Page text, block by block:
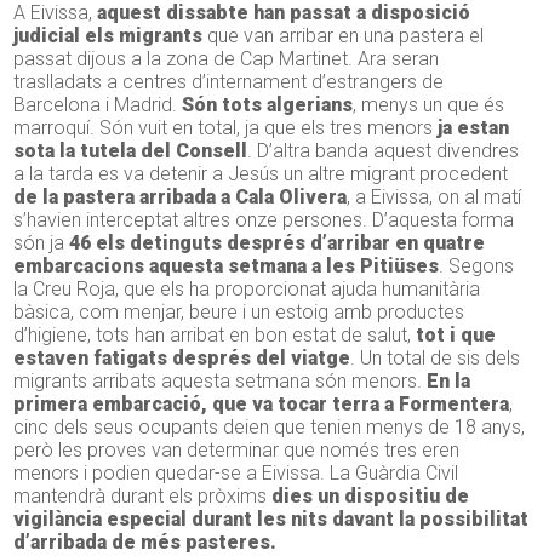
A Eivissa,aquest dissabte han passat a disposició
judicial els migrants que van arribar en una pastera el
passat dijous a la zona de Cap Martinet. Ara seran
traslladats a centres d’internament d’estrangers de
Barcelona i Madrid.Són tots algerians, menys un que és
marroquí. Són vuit en total, ja que els tres menors ja estan
sota la tutela del Consell . D’altra banda aquest divendres
a la tarda es va detenir a Jesús un altre migrant procedent
de la pastera arribada a Cala Olivera, a Eivissa, on al matí
s’havien interceptat altres onze persones. D’aquesta forma
són ja 46 els detinguts després d’arribar en quatre
embarcacions aquesta setmana a les Pitiüses. Segons
la Creu Roja, que els ha proporcionat ajuda humanitària
bàsica, com menjar, beure i un estoig amb productes
d’higiene, tots han arribat en bon estat de salut, tot i que
estaven fatigats després del viatge. Un total de sis dels
migrants arribats aquesta setmana són menors. En la
primera embarcació, que va tocar terra a Formentera,
cinc dels seus ocupants deien que tenien menys de 18 anys,
però les proves van determinar que només tres eren
menors i podien quedar-se a Eivissa. La Guàrdia Civil
mantendrà durant els pròxims dies un dispositiu de
vigilància especial durant les nits davant la possibilitat
d’arribada de més pasteres.